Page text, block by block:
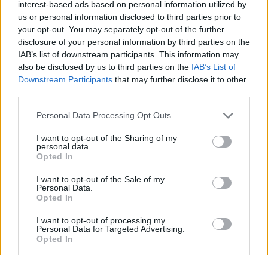
interest-based ads based on personal information utilized by
us or personal information disclosed to third parties prior to
your opt-out. You may separately opt-out of the further
disclosure of your personal information by third parties on the
IAB’s list of downstream participants. This information may
also be disclosed by us to third parties on the IAB’s List of
Downstream Participants that may further disclose it to other
Personal Data Processing Opt Outs
I want to opt-out of the Sharing of my
personal data.
Opted In
I want to opt-out of the Sale of my
Personal Data.
Opted In
I want to opt-out of processing my
Personal Data for Targeted Advertising.
Opted In